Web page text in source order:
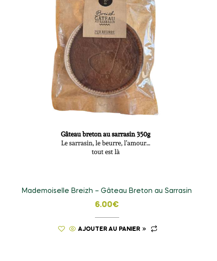
Mademoiselle Breizh – Gâteau Breton au Sarrasin
6.00€
AJOUTER AU PANIER